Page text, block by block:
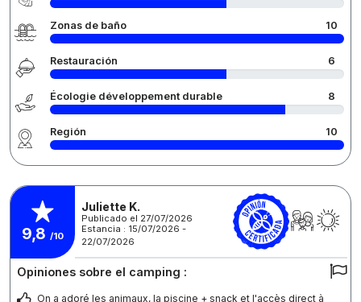
Zonas de baño 10
Restauración 6
Écologie développement durable 8
Región 10
9,8 /10
Juliette K.
Publicado el 27/07/2026
Estancia : 15/07/2026 -
22/07/2026
Opiniones sobre el camping :
On a adoré les animaux, la piscine + snack et l'accès direct à